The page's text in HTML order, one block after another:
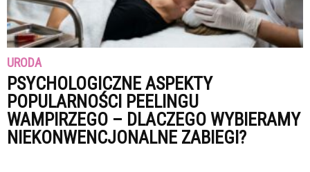
URODA
PSYCHOLOGICZNE ASPEKTY
POPULARNOŚCI PEELINGU
WAMPIRZEGO – DLACZEGO WYBIERAMY
NIEKONWENCJONALNE ZABIEGI?